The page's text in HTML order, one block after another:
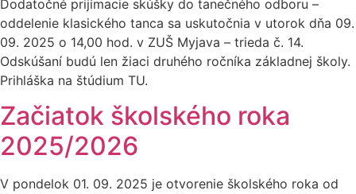
Dodatočné prijímacie skúšky do tanečného odboru –
oddelenie klasického tanca sa uskutočnia v utorok dňa 09.
09. 2025 o 14,00 hod. v ZUŠ Myjava – trieda č. 14.
Odskúšaní budú len žiaci druhého ročníka základnej školy.
Prihláška na štúdium TU.
Začiatok školského roka
2025/2026
V pondelok 01. 09. 2025 je otvorenie školského roka od